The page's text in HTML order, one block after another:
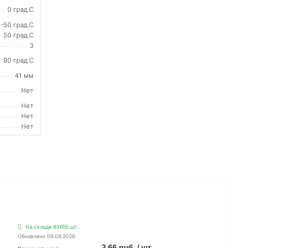
0 град.C
-50 град.C
50 град.C
3
80 град.C
41 мм
Нет
Нет
Нет
Нет
На складе 63655 шт.
Обновлено 09.08.2026